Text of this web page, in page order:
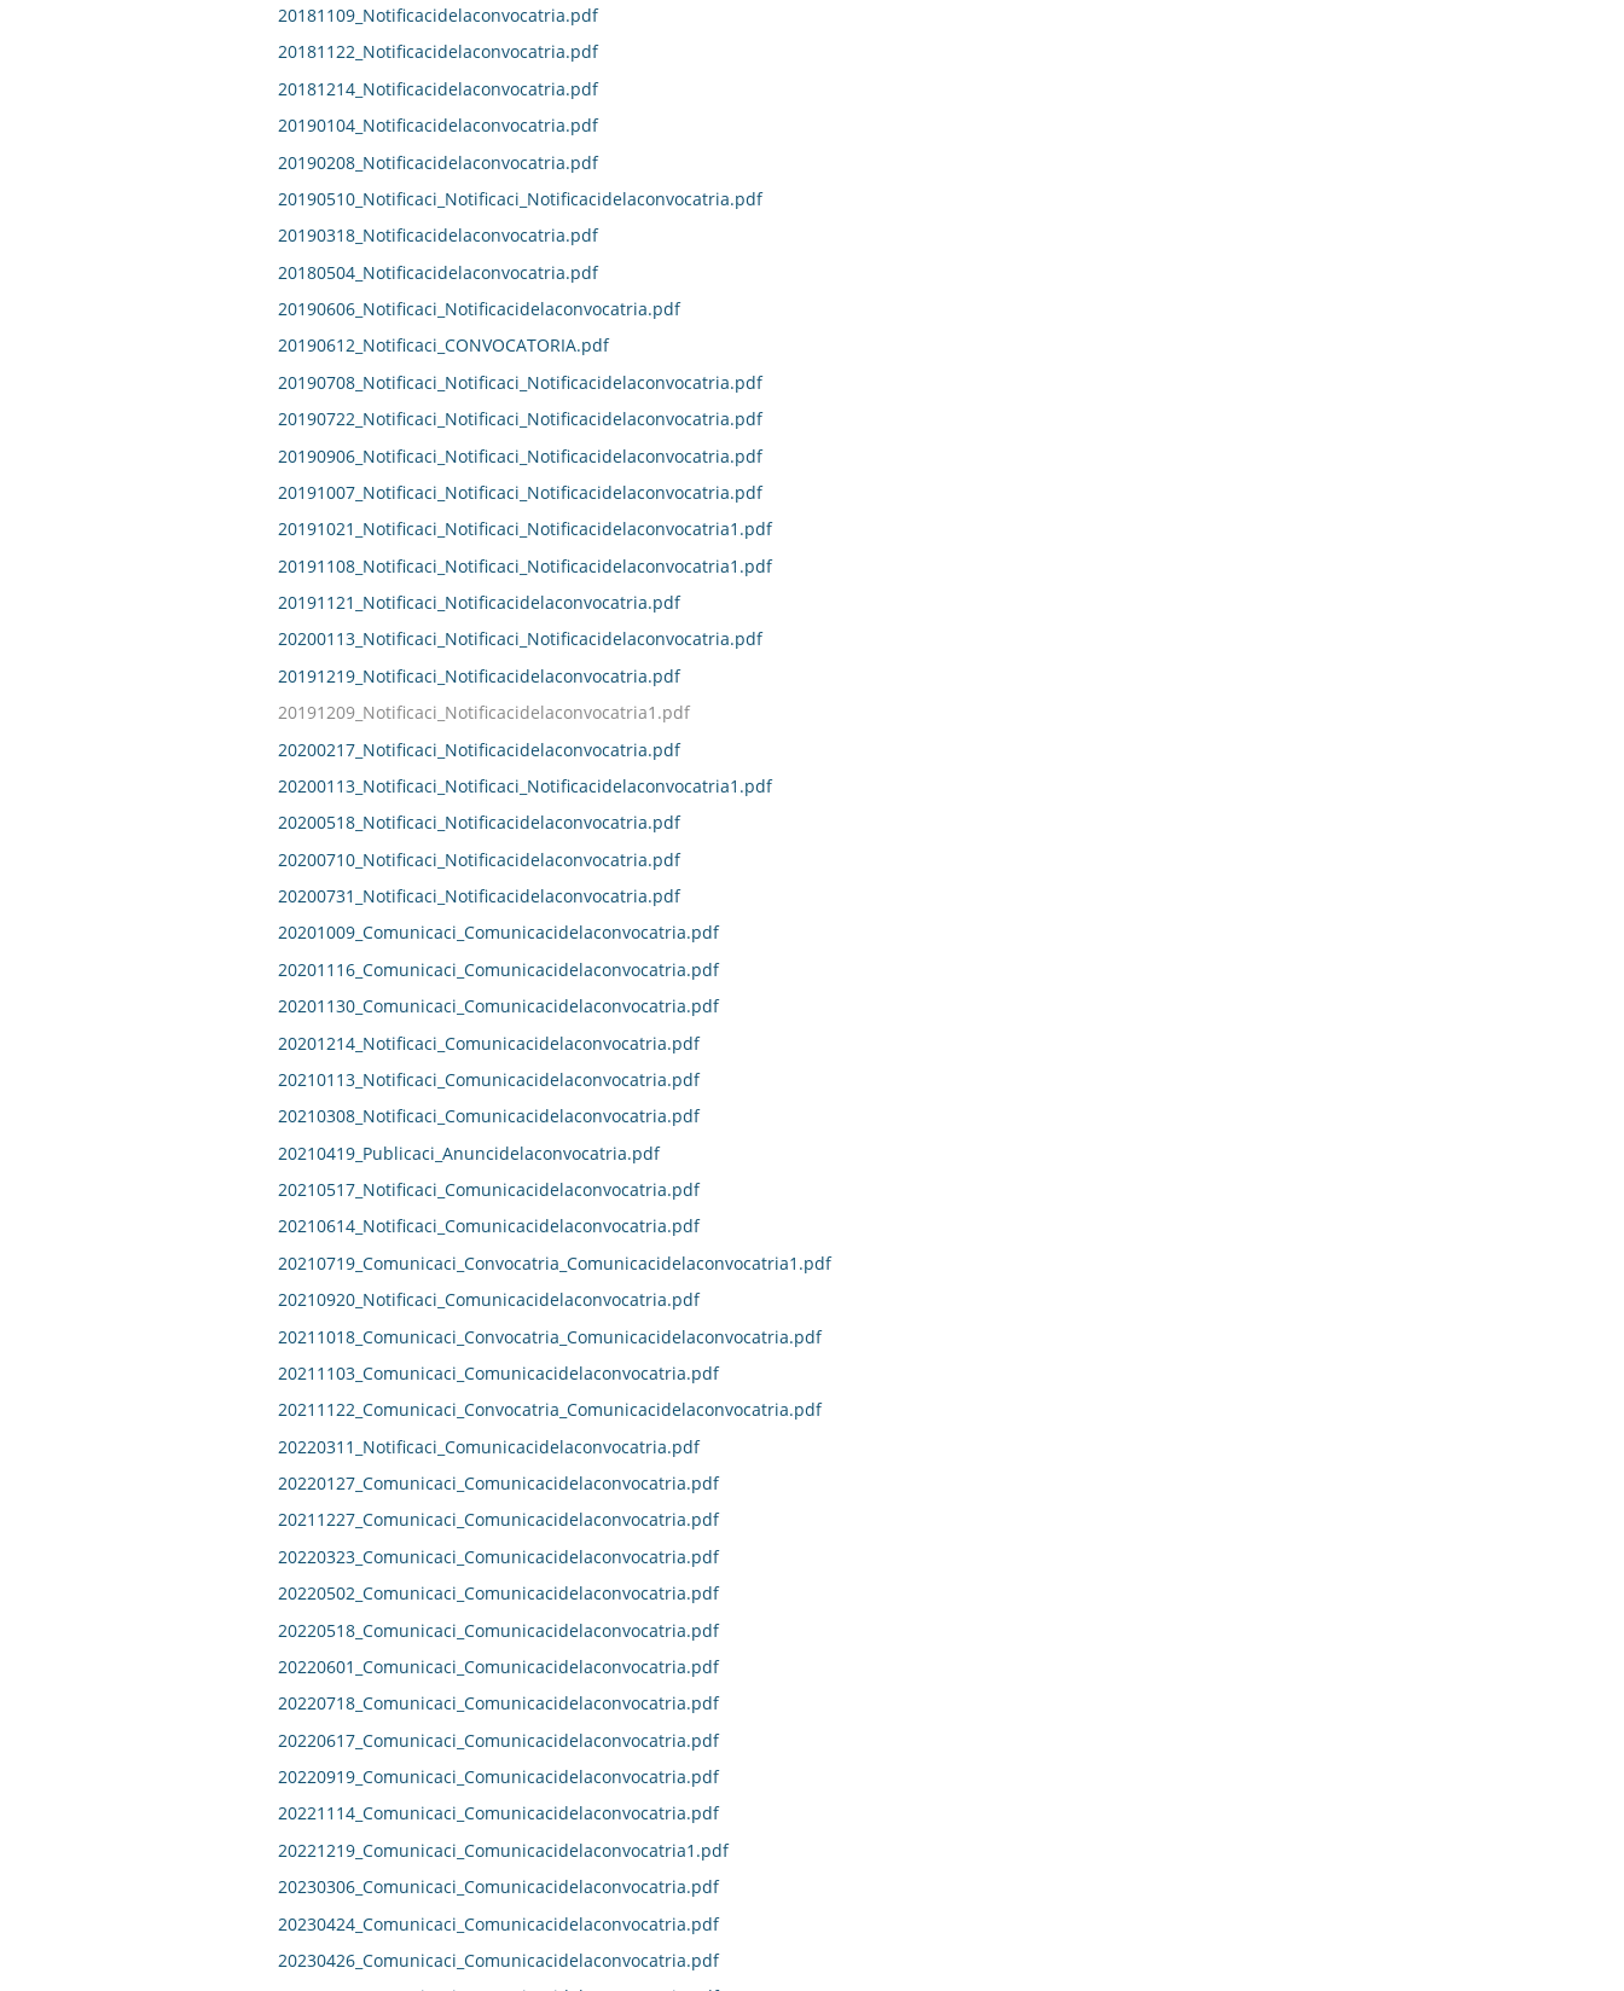
20181109_Notificacidelaconvocatria.pdf
20181122_Notificacidelaconvocatria.pdf
20181214_Notificacidelaconvocatria.pdf
20190104_Notificacidelaconvocatria.pdf
20190208_Notificacidelaconvocatria.pdf
20190510_Notificaci_Notificaci_Notificacidelaconvocatria.pdf
20190318_Notificacidelaconvocatria.pdf
20180504_Notificacidelaconvocatria.pdf
20190606_Notificaci_Notificacidelaconvocatria.pdf
20190612_Notificaci_CONVOCATORIA.pdf
20190708_Notificaci_Notificaci_Notificacidelaconvocatria.pdf
20190722_Notificaci_Notificaci_Notificacidelaconvocatria.pdf
20190906_Notificaci_Notificaci_Notificacidelaconvocatria.pdf
20191007_Notificaci_Notificaci_Notificacidelaconvocatria.pdf
20191021_Notificaci_Notificaci_Notificacidelaconvocatria1.pdf
20191108_Notificaci_Notificaci_Notificacidelaconvocatria1.pdf
20191121_Notificaci_Notificacidelaconvocatria.pdf
20200113_Notificaci_Notificaci_Notificacidelaconvocatria.pdf
20191219_Notificaci_Notificacidelaconvocatria.pdf
20191209_Notificaci_Notificacidelaconvocatria1.pdf
20200217_Notificaci_Notificacidelaconvocatria.pdf
20200113_Notificaci_Notificaci_Notificacidelaconvocatria1.pdf
20200518_Notificaci_Notificacidelaconvocatria.pdf
20200710_Notificaci_Notificacidelaconvocatria.pdf
20200731_Notificaci_Notificacidelaconvocatria.pdf
20201009_Comunicaci_Comunicacidelaconvocatria.pdf
20201116_Comunicaci_Comunicacidelaconvocatria.pdf
20201130_Comunicaci_Comunicacidelaconvocatria.pdf
20201214_Notificaci_Comunicacidelaconvocatria.pdf
20210113_Notificaci_Comunicacidelaconvocatria.pdf
20210308_Notificaci_Comunicacidelaconvocatria.pdf
20210419_Publicaci_Anuncidelaconvocatria.pdf
20210517_Notificaci_Comunicacidelaconvocatria.pdf
20210614_Notificaci_Comunicacidelaconvocatria.pdf
20210719_Comunicaci_Convocatria_Comunicacidelaconvocatria1.pdf
20210920_Notificaci_Comunicacidelaconvocatria.pdf
20211018_Comunicaci_Convocatria_Comunicacidelaconvocatria.pdf
20211103_Comunicaci_Comunicacidelaconvocatria.pdf
20211122_Comunicaci_Convocatria_Comunicacidelaconvocatria.pdf
20220311_Notificaci_Comunicacidelaconvocatria.pdf
20220127_Comunicaci_Comunicacidelaconvocatria.pdf
20211227_Comunicaci_Comunicacidelaconvocatria.pdf
20220323_Comunicaci_Comunicacidelaconvocatria.pdf
20220502_Comunicaci_Comunicacidelaconvocatria.pdf
20220518_Comunicaci_Comunicacidelaconvocatria.pdf
20220601_Comunicaci_Comunicacidelaconvocatria.pdf
20220718_Comunicaci_Comunicacidelaconvocatria.pdf
20220617_Comunicaci_Comunicacidelaconvocatria.pdf
20220919_Comunicaci_Comunicacidelaconvocatria.pdf
20221114_Comunicaci_Comunicacidelaconvocatria.pdf
20221219_Comunicaci_Comunicacidelaconvocatria1.pdf
20230306_Comunicaci_Comunicacidelaconvocatria.pdf
20230424_Comunicaci_Comunicacidelaconvocatria.pdf
20230426_Comunicaci_Comunicacidelaconvocatria.pdf